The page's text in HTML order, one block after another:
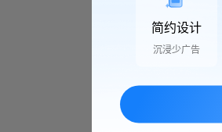
简约设计
沉浸少广告